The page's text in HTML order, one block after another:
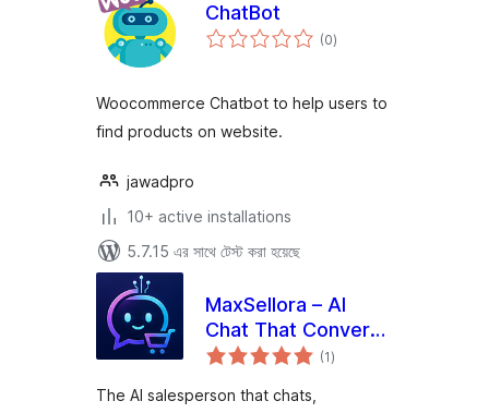
ChatBot
(0total
ratings
)
Woocommerce Chatbot to help users to
find products on website.
jawadpro
10+ active installations
5.7.15 এর সাথে টেস্ট করা হয়েছে
MaxSellora – AI
Chat That Converts
Visitors to Buyers
(1total
ratings
)
The AI salesperson that chats,